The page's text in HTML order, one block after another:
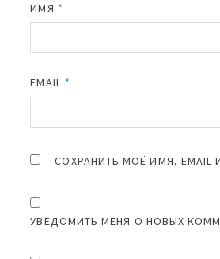
ИМЯ *
EMAIL *
СОХРАНИТЬ МОЁ ИМЯ,
УВЕДОМИТЬ МЕНЯ О НОВЫХ